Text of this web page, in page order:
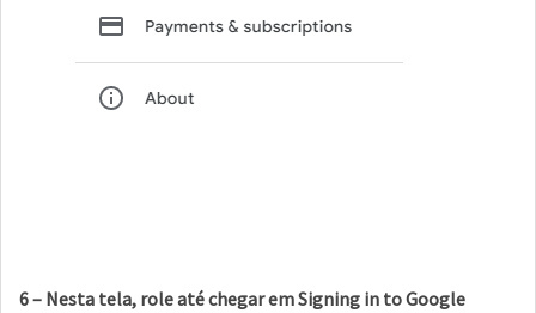
6 – Nesta tela, role até chegar em Signing in to Google